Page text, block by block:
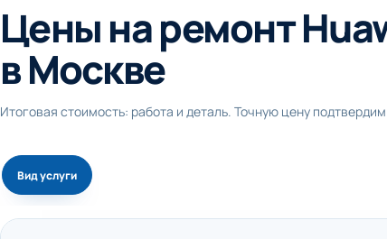
Цены на ремонт
в Москве
Итоговая стоимость: работа и деталь. Точную цену
Вид услуги